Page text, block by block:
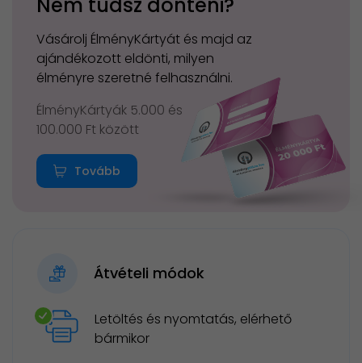
Nem tudsz dönteni?
Vásárolj ÉlményKártyát és majd az
ajándékozott eldönti, milyen
élményre szeretné felhasználni.
ÉlményKártyák 5.000 és
100.000 Ft között
Tovább
Átvételi módok
Letöltés és nyomtatás, elérhető
bármikor